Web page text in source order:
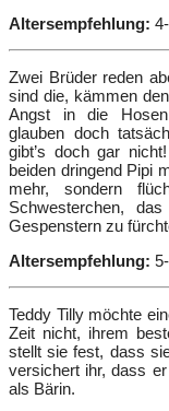
Altersempfehlung:
Zwei Brüder reden
sind die, kämmen
Angst in die
glauben doch
gibt’s doch gar
beiden dringend Pipi
mehr, sondern
Schwesterchen,
Gespenstern zu
Altersempfehlung:
Teddy Tilly möchte
Zeit nicht, ihrem
stellt sie fest, dass
versichert ihr, dass
als Bärin.